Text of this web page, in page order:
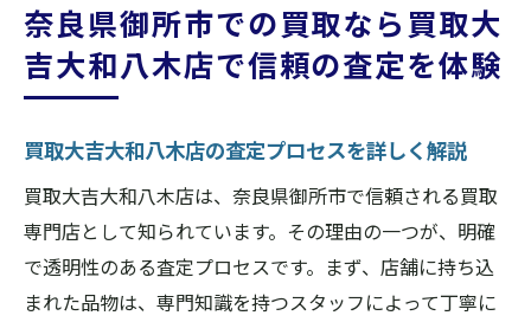
買取大吉大和八木店の査定基準とは
信頼される買取査定の秘訣を御所市で発見
スを御所市で堪能
地域密着型サービスの魅力とは
買取大吉大和八木店が御所市で選ばれる理
由
御所市の皆様に寄り添う買取体験
奈良県御所市での買取なら買取大
吉大和八木店で信頼の査定を体験
買取大吉大和八木店の査定プロセスを詳しく解説
買取大吉大和八木店は、奈良県御所市で信頼される買取
専門店として知られています。その理由の一つが、明確
で透明性のある査定プロセスです。まず、店舗に持ち込
まれた品物は、専門知識を持つスタッフによって丁寧に